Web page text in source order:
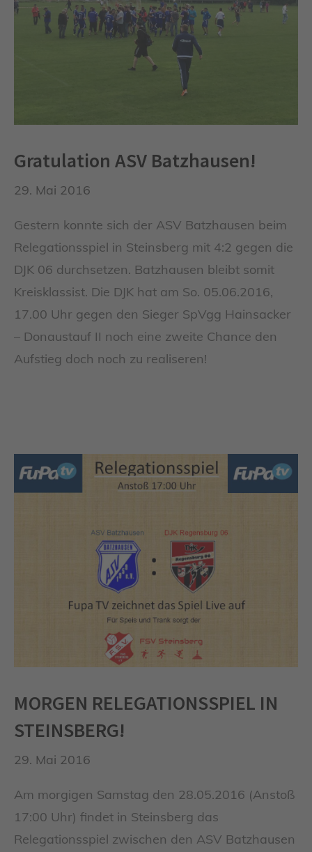
Gratulation ASV Batzhausen!
29. Mai 2016
Gestern konnte sich der ASV Batzhausen beim
Relegationsspiel in Steinsberg mit 4:2 gegen die
DJK 06 durchsetzen. Batzhausen bleibt somit
Kreisklassist. Die DJK hat am So. 05.06.2016,
17.00 Uhr gegen den Sieger SpVgg Hainsacker
– Donaustauf II noch eine zweite Chance den
Aufstieg doch noch zu realiseren!
MORGEN RELEGATIONSSPIEL IN
STEINSBERG!
29. Mai 2016
Am morgigen Samstag den 28.05.2016 (Anstoß
17:00 Uhr) findet in Steinsberg das
Relegationsspiel zwischen den ASV Batzhausen